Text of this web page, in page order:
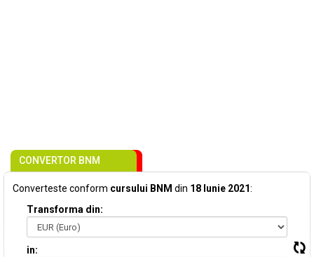
CONVERTOR BNM
Converteste conform cursului BNM din 18 Iunie 2021:
Transforma din:
in: